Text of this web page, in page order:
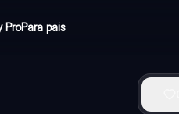
ProPara pais